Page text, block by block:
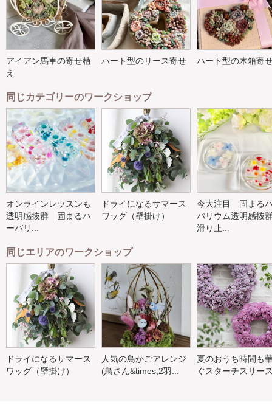
アイアン馬車の寄せ植
え
ハート型のリース寄せ ハート型の木箱寄
同じカテゴリーのワークショップ
オンラインレッスンも
透明感抜群 固まるハ
ーバリ...
ドライになるサマース
ワッグ（壁掛け）
今大注目 固まる
バリウム透明感
滑り止...
同じエリアのワークショップ
ドライになるサマース
ワッグ（壁掛け）
人気の鳥かごアレンジ
(鳥さん&times;2羽...
夏のおうち時間も
ぐスターチスリー